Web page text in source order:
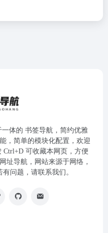
体的 书签导航，简约优雅
，简单的模块化配置，欢迎
Ctrl+D 可收藏本网页，方便
址导航，网站来源于网络，
问题，请联系我们。